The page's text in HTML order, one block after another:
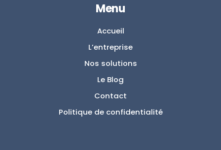
Menu
Accueil
L’entreprise
Nos solutions
Le Blog
Contact
Politique de confidentialité